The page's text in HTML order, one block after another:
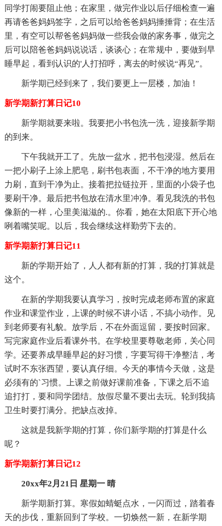
同学打闹要阻止他；在家里，做完作业以后仔细检查一遍
再请爸爸妈妈签字，之后可以给爸爸妈妈捶捶背；在生活
里，有空可以帮爸爸妈妈做一些我会做的家务事，做完之
后可以陪爸爸妈妈说说话，谈谈心；在常规中，要做到早
睡早起，看到认识的'人打招呼，离去的时候说“再见”。
新学期已经到来了，我们要更上一层楼，加油！
新学期新打算日记10
新学期就要来啦。我要把小书包洗一洗，迎接新学期
的到来。
下午我就开工了。先放一盆水，把书包浸湿。然后在
一把小刷子上涂上肥皂，刷书包表面，不干净的地方要用
力刷，直到干净为止。接着把拉链拉开，里面的小袋子也
要刷干净。最后把书包放在清水里冲净。看见我洗的书包
像新的一样，心里美滋滋的.。你看，她在太阳底下开心地
咧着嘴笑呢。以后，我会继续这样勤劳下去的。
新学期新打算日记11
新的学期开始了，人人都有新的打算，我的打算就是
这个。
在新的学期我要认真学习，按时完成老师布置的家庭
作业和课堂作业，上课的时候不讲小话，不搞小动作。见
到老师要有礼貌。放学后，不在外面逗留，要按时回家。
写完家庭作业后看课外书。在学校里要尊敬老师，关心同
学。还要养成早睡早起的好习惯，字要写得干净整洁，考
试时不东张西望，要认真仔细。今天的事情今天做，这是
必须有的`习惯。上课之前做好课前准备，下课之后不追
追打打，要和同学团结。放假尽量不要出去玩。轮到我搞
卫生时要打满分。把缺点改掉。
这就是我新学期的打算，你们新学期的打算是什么
呢？
新学期新打算日记12
20xx年2月21日 星期一 晴
新学期新打算。寒假如蜻蜓点水，一闪而过，踏着春
天的步伐，重新回到了学校。一切焕然一新，在新学期